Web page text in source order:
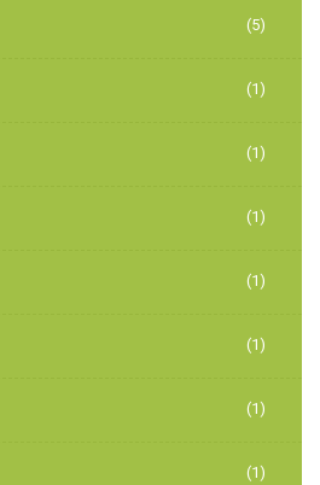
(5)
(1)
(1)
(1)
(1)
(1)
(1)
(1)